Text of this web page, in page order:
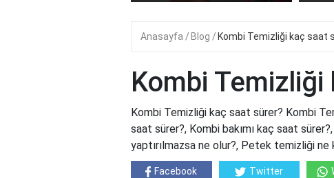
Anasayfa Blog Kombi Temizliği kaç saat
Kombi
Kombi Temizliği kaç saat sürer? Kombi
saat sürer?, Kombi bakımı kaç saat
yaptırılmazsa ne olur?, Petek temizliği ne
Facebook Twitter